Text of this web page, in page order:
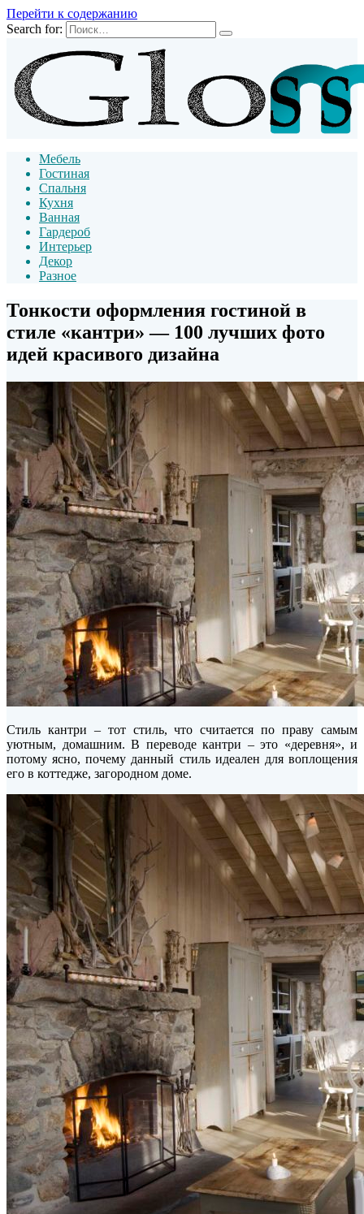
Перейти к содержанию
Search for:
Мебель
Гостиная
Спальня
Кухня
Ванная
Гардероб
Интерьер
Декор
Разное
Тонкости оформления гостиной в
стиле «кантри» — 100 лучших фото
идей красивого дизайна
Стиль кантри – тот стиль, что считается по праву самым
уютным, домашним. В переводе кантри – это «деревня», и
потому ясно, почему данный стиль идеален для воплощения
его в коттедже, загородном доме.